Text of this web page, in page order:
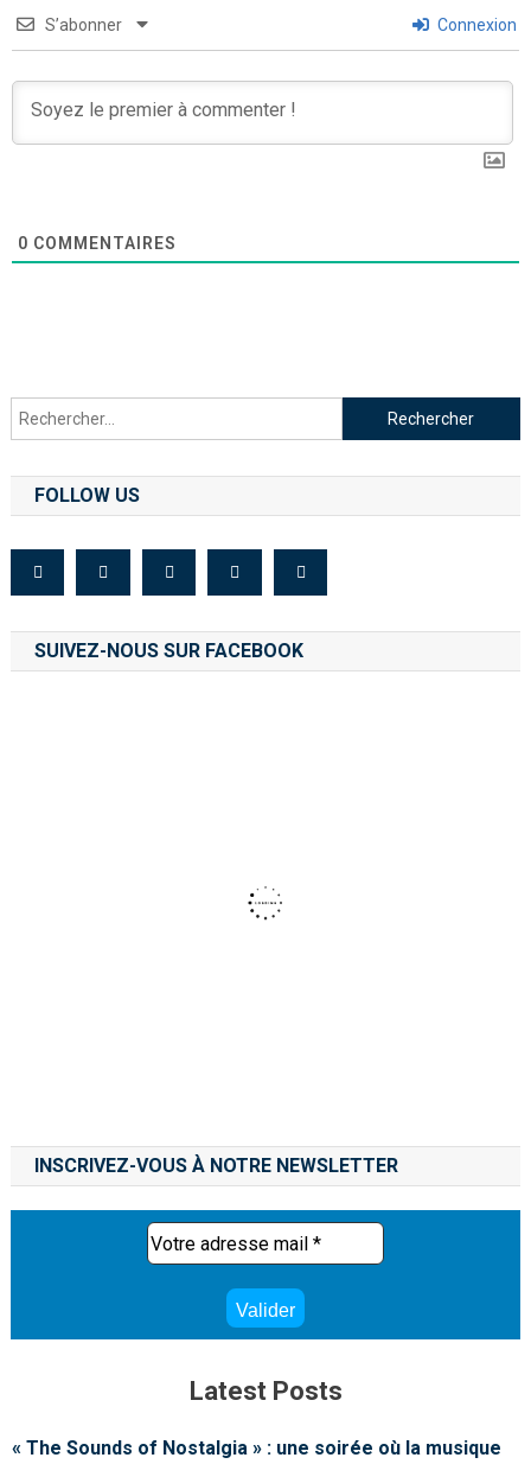
S’abonner Connexion
0 COMMENTAIRES
FOLLOW US
SUIVEZ-NOUS SUR FACEBOOK
INSCRIVEZ-VOUS À NOTRE NEWSLETTER
Latest Posts
« The Sounds of Nostalgia » : une soirée où la musique